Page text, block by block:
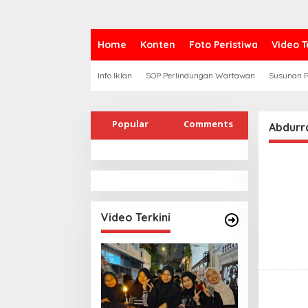
Home Konten Foto Peristiwa Video
Info Iklan SOP Perlindungan Wartawan Susunan
Popular Comments
Video Terkini